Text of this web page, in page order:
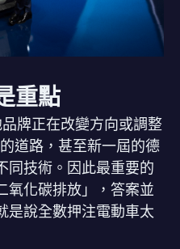
重點
牌正在改變方向或調整
道路，甚至新一屆的德
同技術。因此最重要的
氧化碳排放」，答案並
是說全數押注電動車太